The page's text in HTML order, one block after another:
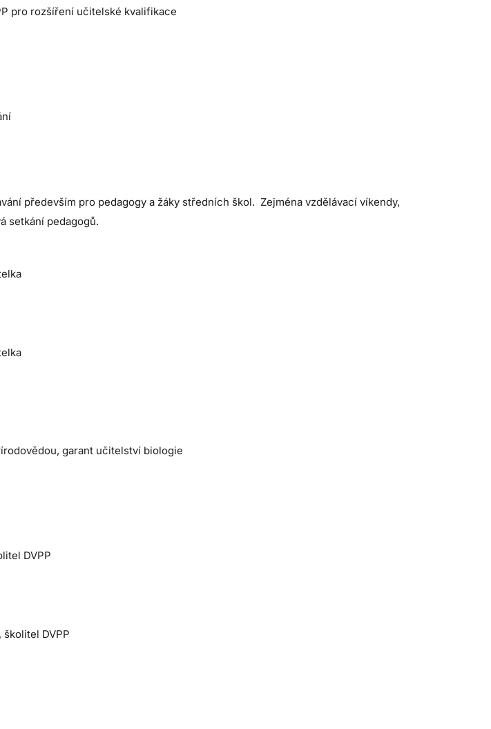
pro rozšíření učitelské kvalifikace
především pro pedagogy a žáky středních škol. Zejména vzdělávací víkendy,
setkání pedagogů.
garant učitelství biologie
DVPP
DVPP